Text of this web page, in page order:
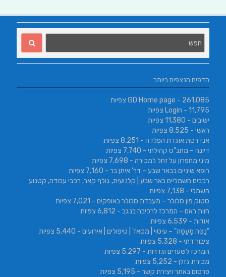
הדפים הנצפים ביותר
GD Home page - 261,085 צפיות
Login - 11,795 צפיות
ישובים - 11,380 צפיות
ראשי - 8,525 צפיות
אנדרטת אוגדת הפלדה - 8,251 צפיות
דיונה – מתנ"ס קהילתי - 7,740 צפיות
מיני מחפרון על זחל למכירה - 7,698 צפיות
רופא שיניים בבאר שבע – דר' איתן בר - 7,160 צפיות
רכבים חשמליים באר שבע | קלנועית, גולף קאר, רכבי עבודה, קטנוע
חשמלי - 7,138 צפיות
סטוק פון סלולר – מעבדת סלולר באופקים - 7,021 צפיות
חוות ראם – המרכז לרכיבה בנגב - 6,812 צפיות
אודות - 6,539 צפיות
"נַסֵּה מְעַסֶּה" – עיסוי | מסאז' | טיפולים | אירועים - 5,440 צפיות
ציבור דתי - 5,328 צפיות
המרכז לשערים וגדרות - 5,297 צפיות
מכירת גזלן - 5,252 צפיות
פרסום באתר ויצירת קשר - 5,195 צפיות